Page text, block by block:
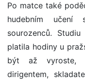
Po matce také
hudebním
sourozenců.
platila hodiny u
být až vyroste,
dirigentem,